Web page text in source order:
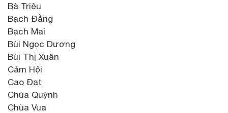
Bà Triệu
Bạch Đằng
Bạch Mai
Bùi Ngọc Dương
Bùi Thị Xuân
Cảm Hội
Cao Đạt
Chùa Quỳnh
Chùa Vua